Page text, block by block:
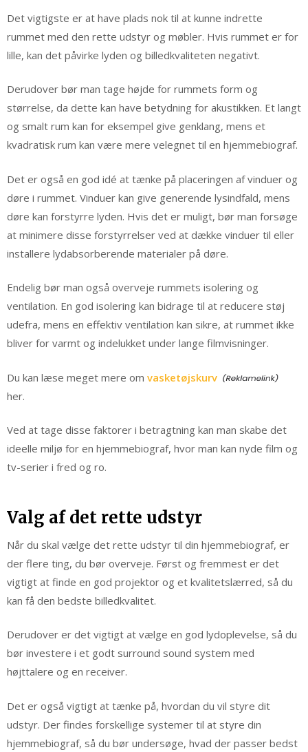
Det vigtigste er at have plads nok til at kunne indrette
rummet med den rette udstyr og møbler. Hvis rummet er for
lille, kan det påvirke lyden og billedkvaliteten negativt.
Derudover bør man tage højde for rummets form og
størrelse, da dette kan have betydning for akustikken. Et langt
og smalt rum kan for eksempel give genklang, mens et
kvadratisk rum kan være mere velegnet til en hjemmebiograf.
Det er også en god idé at tænke på placeringen af vinduer og
døre i rummet. Vinduer kan give generende lysindfald, mens
døre kan forstyrre lyden. Hvis det er muligt, bør man forsøge
at minimere disse forstyrrelser ved at dække vinduer til eller
installere lydabsorberende materialer på døre.
Endelig bør man også overveje rummets isolering og
ventilation. En god isolering kan bidrage til at reducere støj
udefra, mens en effektiv ventilation kan sikre, at rummet ikke
bliver for varmt og indelukket under lange filmvisninger.
Du kan læse meget mere om vasketøjskurv
her.
Ved at tage disse faktorer i betragtning kan man skabe det
ideelle miljø for en hjemmebiograf, hvor man kan nyde film og
tv-serier i fred og ro.
Valg af det rette udstyr
Når du skal vælge det rette udstyr til din hjemmebiograf, er
der flere ting, du bør overveje. Først og fremmest er det
vigtigt at finde en god projektor og et kvalitetslærred, så du
kan få den bedste billedkvalitet.
Derudover er det vigtigt at vælge en god lydoplevelse, så du
bør investere i et godt surround sound system med
højttalere og en receiver.
Det er også vigtigt at tænke på, hvordan du vil styre dit
udstyr. Der findes forskellige systemer til at styre din
hjemmebiograf, så du bør undersøge, hvad der passer bedst